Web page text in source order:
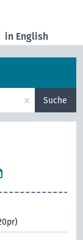
in English
× Suche